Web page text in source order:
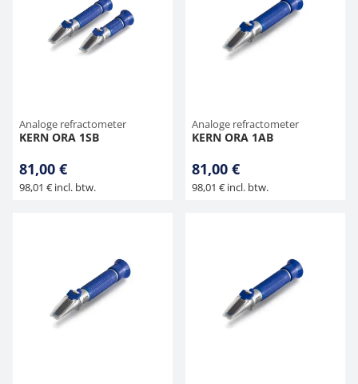
Analoge refractometer
KERN ORA 1SB
81,00 €
98,01 € incl. btw.
Analoge refractometer
KERN ORA 1AB
81,00 €
98,01 € incl. btw.